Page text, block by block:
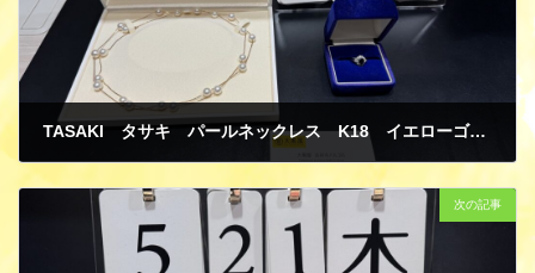
TASAKI タサキ パールネックレス K18 イエローゴールド リング 指輪 PT900 プラチナ サファイア ダイヤモンド 買取
次の記事